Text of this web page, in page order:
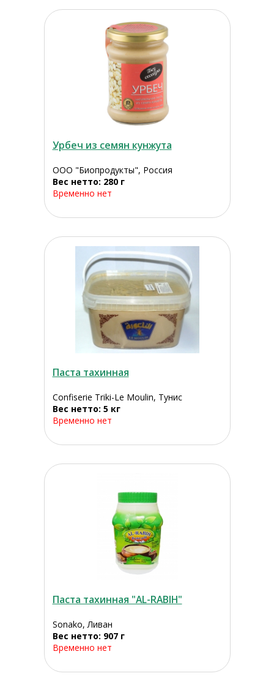
Урбеч из семян кунжута
ООО "Биопродукты", Россия
Вес нетто: 280 г
Временно нет
Паста тахинная
Confiserie Triki-Le Moulin, Тунис
Вес нетто: 5 кг
Временно нет
Паста тахинная "AL-RABIH"
Sonako, Ливан
Вес нетто: 907 г
Временно нет